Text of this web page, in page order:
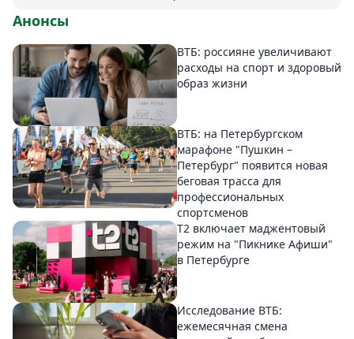
Анонсы
ВТБ: россияне увеличивают
расходы на спорт и здоровый
образ жизни
ВТБ: на Петербургском
марафоне "Пушкин –
Петербург" появится новая
беговая трасса для
профессиональных
спортсменов
Т2 включает маджентовый
режим на "Пикнике Афиши"
в Петербурге
Исследование ВТБ:
ежемесячная смена